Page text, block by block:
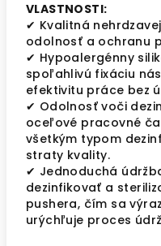
VLASTNOSTI:
✔ Kvalitná
odolnosť a ochranu
✔ Hypoalergénny
spoľahlivú fixáciu
efektivitu práce bez
✔ Odolnosť voči
oceľové pracovné
všetkým typom
straty kvality.
✔ Jednoduchá
dezinfikovať a
pushera, čím sa
urýchľuje proces